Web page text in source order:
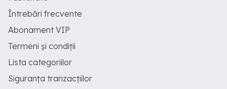
Întrebări frecvente
Abonament VIP
Termeni și condiții
Lista categoriilor
Siguranța tranzacțiilor